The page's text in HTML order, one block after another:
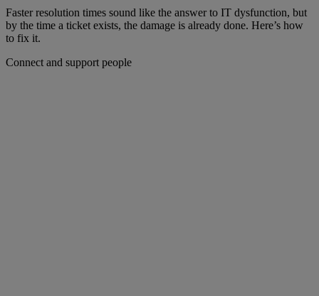
Faster resolution times sound like the answer to IT dysfunction, but
by the time a ticket exists, the damage is already done. Here’s how
to fix it.
Connect and support people